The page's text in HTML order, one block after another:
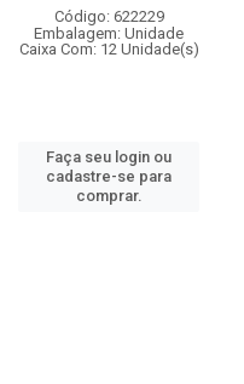
Código: 622229
Embalagem: Unidade
Caixa Com: 12 Unidade(s)
Faça seu login ou
cadastre-se para
comprar.